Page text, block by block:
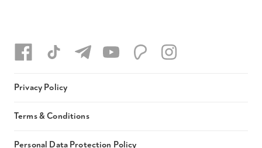
Privacy Policy
Terms & Conditions
Personal Data Protection Policy